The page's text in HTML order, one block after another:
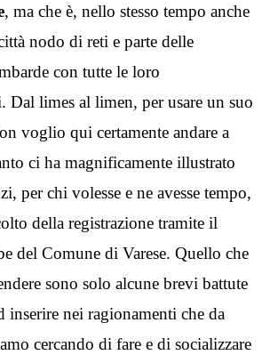
, ma che è, nello stesso tempo anche
nodo di reti e parte delle
con tutte le loro
Dal limes al limen, per usare un suo
voglio qui certamente andare a
ci ha magnificamente illustrato
per chi volesse e ne avesse tempo,
della registrazione tramite il
del Comune di Varese. Quello che
sono solo alcune brevi battute
inserire nei ragionamenti che da
cercando di fare e di socializzare